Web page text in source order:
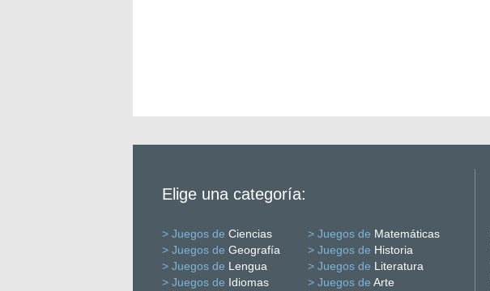
Elige una categoría:
> Juegos de Ciencias > Juegos de Matemáticas
> Juegos de Geografía > Juegos de Historia
> Juegos de Lengua > Juegos de Literatura
> Juegos de Idiomas > Juegos de Arte